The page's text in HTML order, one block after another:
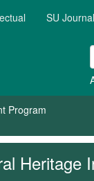
SU Journal
Program
Heritage